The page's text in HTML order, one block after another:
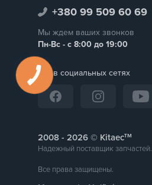
+380 99 509 60 69
Мы ждем ваших звонков
Пн-Вс - с 8:00 до 19:00
Мы в социальных сетях
2008 - © Kitaecтм
Надежный поставщик запчастей.
Все права защищены.